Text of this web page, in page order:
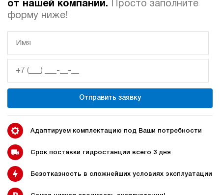
гидростанции
гидростанцией
Гидростанция с домкратом
Гидростанции с домкратом
Гидростанции для свай
от нашей компании.
Просто заполните
форму ниже!
Отправить заявку
Адаптируем комплектацию под Ваши потребности
Срок поставки гидростанции всего 3 дня
Безотказность в сложнейших условиях эксплуатации